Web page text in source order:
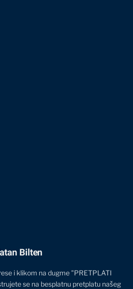
Bilten
i klikom na dugme "PRETPLATI
se na besplatnu pretplatu našeg